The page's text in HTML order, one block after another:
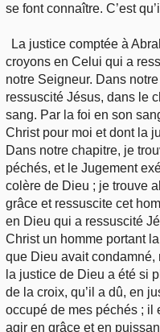
se font connaître. C’est
La justice comptée à
croyons en Celui qui a
notre Seigneur. Dans
ressuscité Jésus, dans le
sang. Par la foi en son
Christ pour moi et dont la
Dans notre chapitre, je
péchés, et le Jugement
colère de Dieu ; je trouve
grâce et ressuscite cet
en Dieu qui a ressuscité
Christ un homme portant
que Dieu avait
la justice de Dieu a été si
de la croix, qu’il a dû, en
occupé de mes péchés ; il
agir en grâce et en